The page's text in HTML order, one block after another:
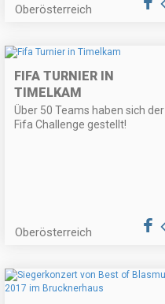
Oberösterreich
FIFA TURNIER IN
TIMELKAM
Über 50 Teams haben sich der
Fifa Challenge gestellt!
Oberösterreich